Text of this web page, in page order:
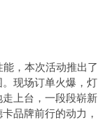
，本次活动推出了
现场订单火爆，灯
上台，一段段崭新
品牌前行的动力，